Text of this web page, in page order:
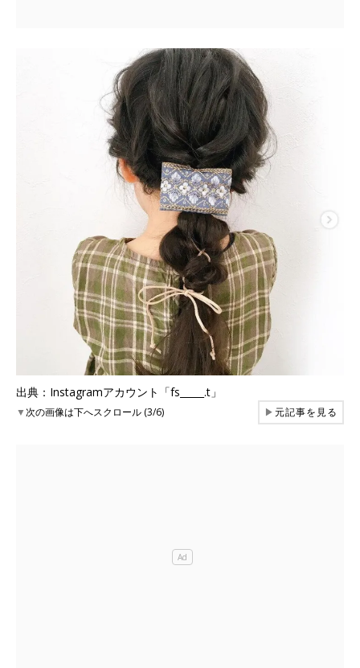
出典：Instagramアカウント「fs_____.t」
▼次の画像は下へスクロール (3/6) ▶元記事を見る